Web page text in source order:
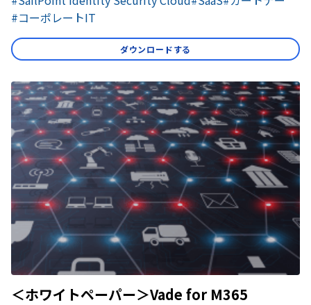
#コーポレートIT
ダウンロードする
＜ホワイトペーパー＞Vade for M365